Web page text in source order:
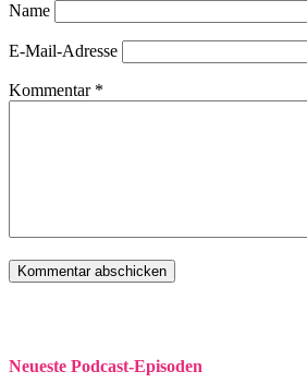
Name
E-Mail-Adresse
Kommentar *
Neueste Podcast-Episoden